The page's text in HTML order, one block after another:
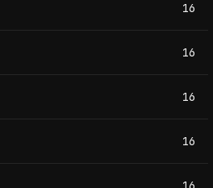
16
16
16
16